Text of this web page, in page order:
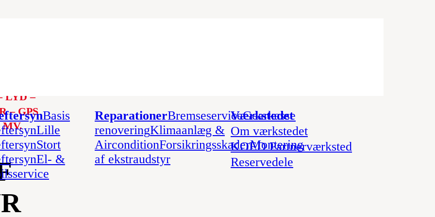
Basis
Lille
Stort
El- &
ReparationerBremseserviceGearkasse
renoveringKlimaanlæg &
AirconditionForsikringsskaderMontering
af ekstraudstyr
Værkstedet
Om værkstedet
KOED Partnerværksted
Reservedele
LYD –
– GPS